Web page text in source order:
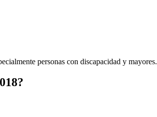
personas con discapacidad y mayores.